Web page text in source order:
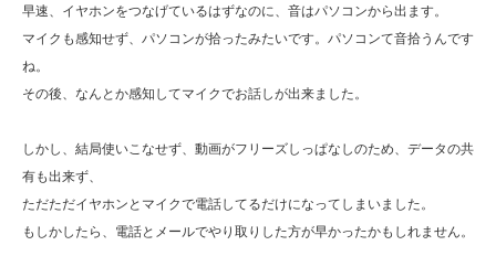
早速、イヤホンをつなげているはずなのに、音はパソコンから出ます。
マイクも感知せず、パソコンが拾ったみたいです。パソコンて音拾うんです
ね。
その後、なんとか感知してマイクでお話しが出来ました。
しかし、結局使いこなせず、動画がフリーズしっぱなしのため、データの共
有も出来ず、
ただただイヤホンとマイクで電話してるだけになってしまいました。
もしかしたら、電話とメールでやり取りした方が早かったかもしれません。